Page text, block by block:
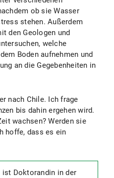
ob sie Wasser
stehen. Außerdem
den Geologen und
welche
Boden aufnehmen und
an die Gegebenheiten in
nach Chile. Ich frage
bis dahin ergehen wird.
wachsen? Werden sie
hoffe, dass es ein
ist Doktorandin in der